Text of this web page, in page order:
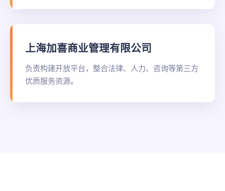
上海加喜商业管理有限公司
负责构建开放平台，整合法律、人力、咨询等第三方
优质服务资源。